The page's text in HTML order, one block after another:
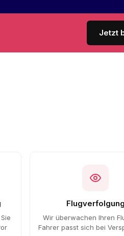
Jetzt
Flugverfolgung
Wir überwachen Ihren
Fahrer passt sich bei